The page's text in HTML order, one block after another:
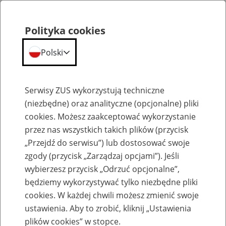
Emerytury
Baza zlikwidowanych lub
przekształconych zakładów pracy
Polityka cookies
Polski
Serwisy ZUS wykorzystują techniczne
(niezbędne) oraz analityczne (opcjonalne) pliki
cookies. Możesz zaakceptować wykorzystanie
przez nas wszystkich takich plików (przycisk
„Przejdź do serwisu”) lub dostosować swoje
zgody (przycisk „Zarządzaj opcjami”). Jeśli
wybierzesz przycisk „Odrzuć opcjonalne”,
będziemy wykorzystywać tylko niezbędne pliki
cookies. W każdej chwili możesz zmienić swoje
ustawienia. Aby to zrobić, kliknij „Ustawienia
plików cookies” w stopce.